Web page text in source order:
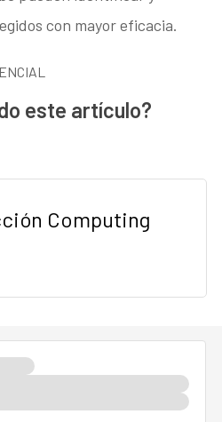
con mayor eficacia.
este artículo?
Computing